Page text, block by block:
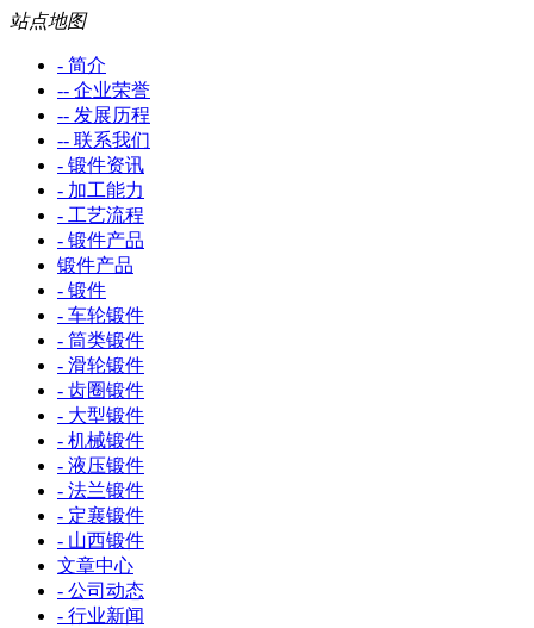
站点地图
- 简介
-- 企业荣誉
-- 发展历程
-- 联系我们
- 锻件资讯
- 加工能力
- 工艺流程
- 锻件产品
锻件产品
- 锻件
- 车轮锻件
- 筒类锻件
- 滑轮锻件
- 齿圈锻件
- 大型锻件
- 机械锻件
- 液压锻件
- 法兰锻件
- 定襄锻件
- 山西锻件
文章中心
- 公司动态
- 行业新闻